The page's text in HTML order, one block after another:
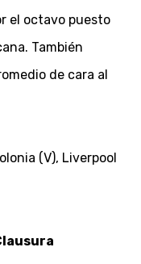
el octavo puesto
También
de cara al
(V), Liverpool